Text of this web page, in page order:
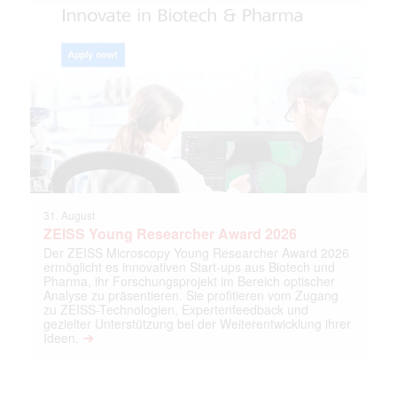
31. August
ZEISS Young Researcher Award 2026
Der ZEISS Microscopy Young Researcher Award 2026
ermöglicht es innovativen Start-ups aus Biotech und
Pharma, ihr Forschungsprojekt im Bereich optischer
Analyse zu präsentieren. Sie profitieren vom Zugang
zu ZEISS-Technologien, Expertenfeedback und
gezielter Unterstützung bei der Weiterentwicklung ihrer
Ideen. ➔